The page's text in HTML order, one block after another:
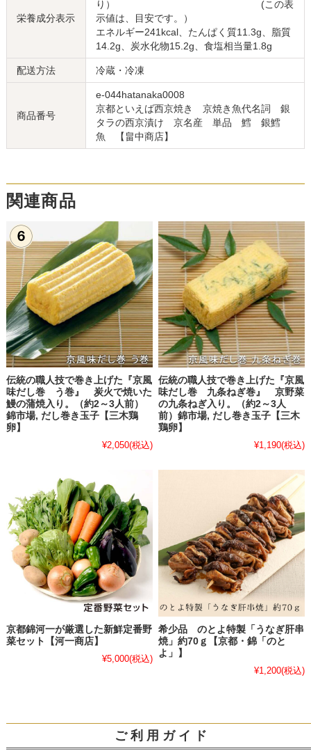
栄養成分表示
り） (この表
示値は、目安です。）
エネルギー241kcal、たんぱく質11.3g、脂質
14.2g、炭水化物15.2g、食塩相当量1.8g
配送方法 冷蔵・冷凍
商品番号
e-044hatanaka0008
京都といえば西京焼き 京焼き魚代名詞 銀
タラの西京漬け 京名産 単品 鱈 銀鱈
魚 【畠中商店】
関連商品
伝統の職人技で巻き上げた『京風
味だし巻 う巻』 炭火で焼いた
鰻の蒲焼入り。（約2～3人前）
錦市場, だし巻き玉子【三木鶏
卵】
¥2,050(税込)
伝統の職人技で巻き上げた『京風
味だし巻 九条ねぎ巻』 京野菜
の九条ねぎ入り。（約2～3人
前）錦市場, だし巻き玉子【三木
鶏卵】
¥1,190(税込)
京都錦河一が厳選した新鮮定番野
菜セット【河一商店】
¥5,000(税込)
希少品 のとよ特製「うなぎ肝串
焼」約70ｇ【京都・錦「のと
よ」】
¥1,200(税込)
ご 利 用 ガ イ ド